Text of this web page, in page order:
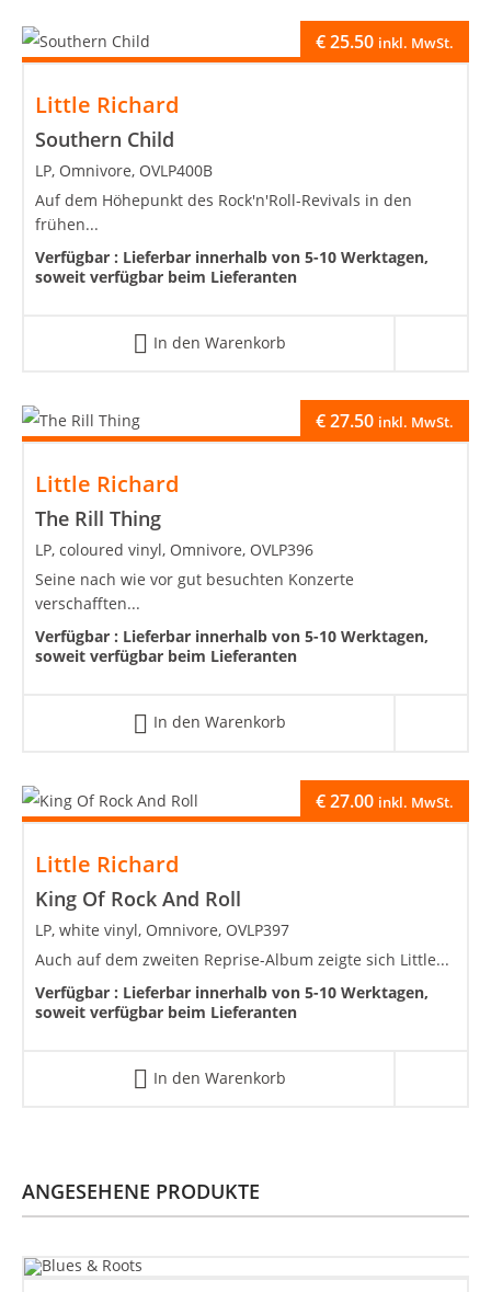
Little Richard
Southern Child
€25.50 inkl. MwSt.
LP, Omnivore, OVLP400B
Auf dem Höhepunkt des Rock'n'Roll-Revivals in den
frühen...
Verfügbar : Lieferbar innerhalb von 5-10 Werktagen,
soweit verfügbar beim Lieferanten
In den Warenkorb
Little Richard
The Rill Thing
€27.50 inkl. MwSt.
LP, coloured vinyl, Omnivore, OVLP396
Seine nach wie vor gut besuchten Konzerte
verschafften...
Verfügbar : Lieferbar innerhalb von 5-10 Werktagen,
soweit verfügbar beim Lieferanten
In den Warenkorb
Little Richard
King Of Rock And Roll
€27.00 inkl. MwSt.
LP, white vinyl, Omnivore, OVLP397
Auch auf dem zweiten Reprise-Album zeigte sich Little...
Verfügbar : Lieferbar innerhalb von 5-10 Werktagen,
soweit verfügbar beim Lieferanten
In den Warenkorb
ANGESEHENE PRODUKTE